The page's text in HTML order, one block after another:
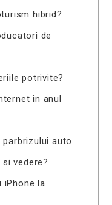
hibrid?
de
potrivite?
in anul
auto
vedere?
iPhone la